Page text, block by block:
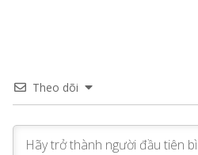
Theo dõi